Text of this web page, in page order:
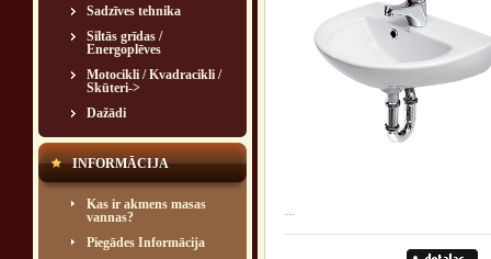
Sadzīves tehnika
Siltās grīdas /
Energoplēves
Motocikli / Kvadracikli /
Skūteri->
Dažādi
INFORMĀCIJA
Kas ir akmens masas
vannas?
Piegādes Informācija